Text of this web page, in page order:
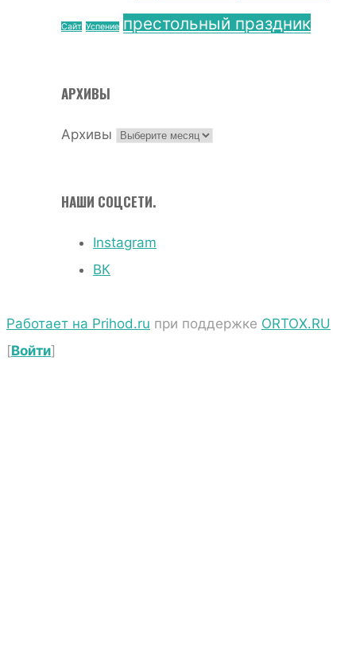
Сайт Успение престольный праздник
АРХИВЫ
Архивы
НАШИ СОЦСЕТИ.
Instagram
ВК
Работает на Prihod.ru при поддержке ORTOX.RU
[Войти]